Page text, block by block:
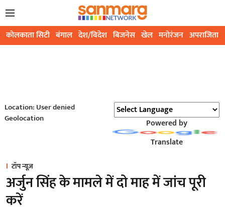
कोलकाता सिटी बंगाल देश/विदेश बिजनेस खेल मनोरंजन अपराजिता
Location: User denied
Geolocation
Powered by
Translate
टॉप न्यूज़
अर्जुन सिंह के मामले में दो माह में जांच पूरी
करें